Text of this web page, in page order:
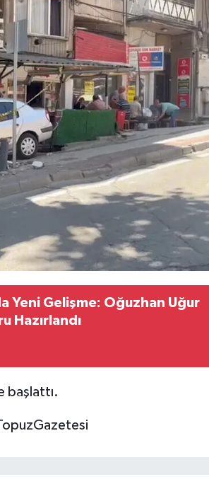
Yeni Gelişme: Oğuzhan Uğur
Hazırlandı
başlattı.